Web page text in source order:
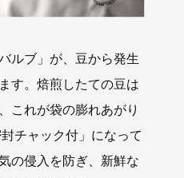
ルブ」が、豆から発生
す。焙煎したての豆は
これが袋の膨れあがり
チャック付」になって
の侵入を防ぎ、新鮮な